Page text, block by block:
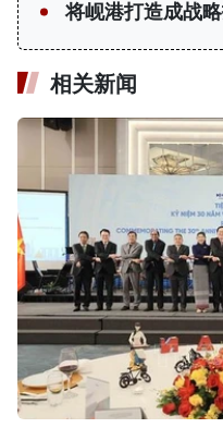
将岘港打造成战
相关新闻